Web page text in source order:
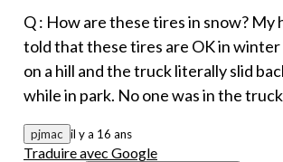
Q : How are these tires in snow? My
told that these tires are OK in winter
on a hill and the truck literally slid
while in park. No one was in the
pjmac il y a 16 ans
Traduire avec Google